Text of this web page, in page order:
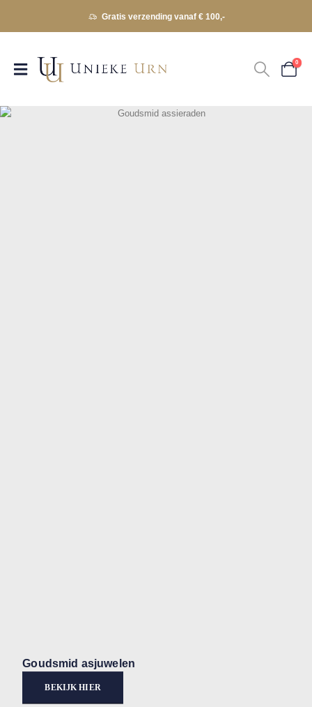
Gratis verzending vanaf € 100,-
0
Goudsmid asjuwelen
BEKIJK HIER